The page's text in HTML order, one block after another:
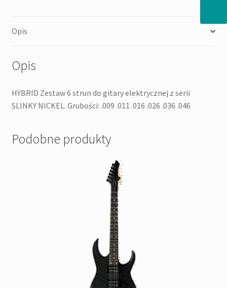
Opis
Opis
HYBRID Zestaw 6 strun do gitary elektrycznej z serii
SLINKY NICKEL. Grubości: .009 .011 .016 .026 .036 .046
Podobne produkty